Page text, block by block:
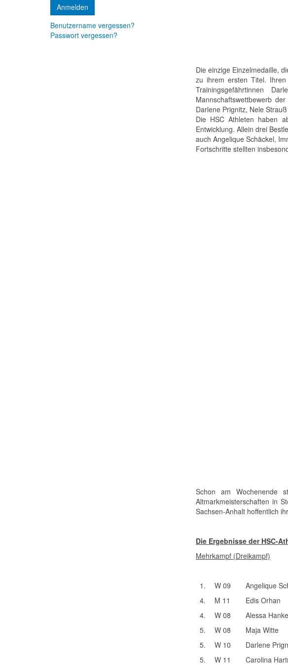
Die einzige Einzelmedaille,
zu ihrem ersten Titel.
Trainingsgefährtinnen
Mannschaftswettbewerb
Darlene Prignitz, Nele
Die HSC Athleten haben
Entwicklung. Allein drei
auch Angelique Schäckel,
Fortschritte stellten
Schon am Wochenende
Altmarkmeisterschaften in
Sachsen-Anhalt hoffentlich
Die Ergebnisse der HSC-
Mehrkampf (Dreikampf)
1.
W 09 Angelique
4.
M 11 Edis Orhan
4.
W 08 Alessa Hanke
5.
W 08 Maja Witte
5.
W 10 Darlene
5.
W 11 Carolina
Benutzername vergessen?
Passwort vergessen?